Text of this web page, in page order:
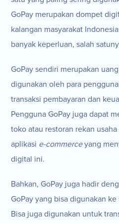
GoPay merupakan dompet
kalangan masyarakat
banyak keperluan, salah
GoPay sendiri merupakan
digunakan oleh para
transaksi pembayaran dan
Pengguna GoPay juga dapat
toko atau restoran rekan
aplikasi e-commerceyang
digital ini.
Bahkan, GoPay juga hadir
GoPay yang bisa digunakan
Bisa juga digunakan untuk